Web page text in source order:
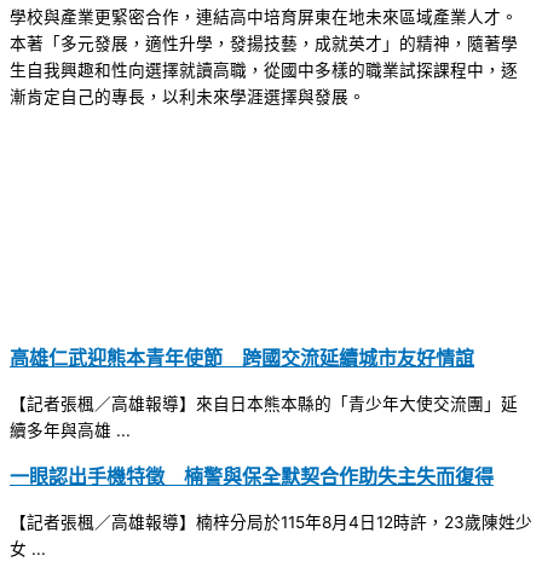
學校與產業更緊密合作，連結高中培育屏東在地未來區域產業人才。
本著「多元發展，適性升學，發揚技藝，成就英才」的精神，隨著學
生自我興趣和性向選擇就讀高職，從國中多樣的職業試探課程中，逐
漸肯定自己的專長，以利未來學涯選擇與發展。
高雄仁武迎熊本青年使節 跨國交流延續城市友好情誼
【記者張楓／高雄報導】來自日本熊本縣的「青少年大使交流團」延
續多年與高雄 ...
一眼認出手機特徵 楠警與保全默契合作助失主失而復得
【記者張楓／高雄報導】楠梓分局於115年8月4日12時許，23歲陳姓少
女 ...